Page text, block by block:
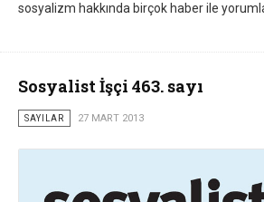
sosyalizm hakkında birçok haber ile
Sosyalist İşçi 463. sayı
SAYILAR 27 MART 2013